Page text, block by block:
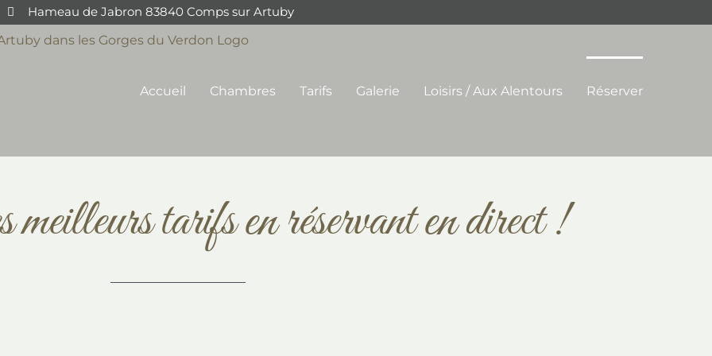
Hameau de Jabron 83840 Comps sur Artuby
Accueil Chambres Tarifs Galerie Loisirs / Aux Alentours Réserver
tarifs en réservant en direct !